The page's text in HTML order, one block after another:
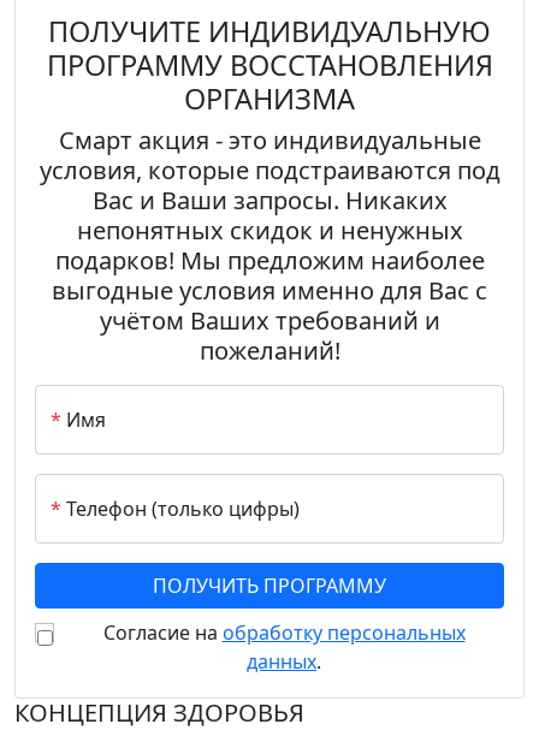
ПОЛУЧИТЕ ИНДИВИДУАЛЬНУЮ
ПРОГРАММУВОССТАНОВЛЕНИЯ
ОРГАНИЗМА
Смарт акция - это индивидуальные
условия, которые подстраиваются под
Вас и Ваши запросы. Никаких
непонятных скидок и ненужных
подарков! Мы предложим наиболее
выгодныеусловия именно для Вас с
учётом Ваших требований и
пожеланий!
* Имя
* Телефон (только цифры)
Согласие на обработку персональных
данных.
КОНЦЕПЦИЯ ЗДОРОВЬЯ